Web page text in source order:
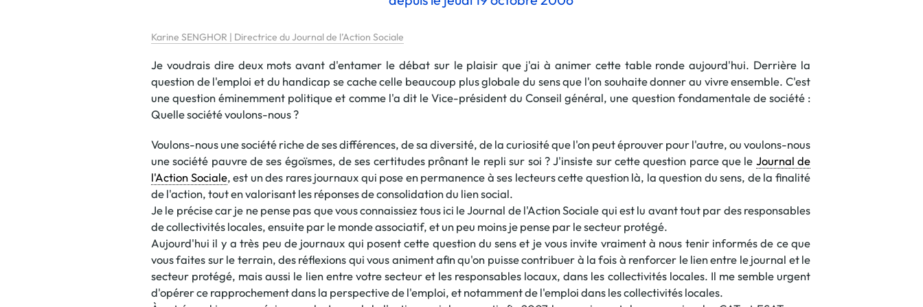
Le Club Partenaires
Je communique
Vos kits de communication personnalisés
Je vends
Votre boîte à outils « accélérez votre croissance »
J'améliore mes pratiques
Vos formations 100% opérationnelles, dédiées au développement commercial
Votre centre de ressources et vos services de networking
Je restructure ou je développe de nouvelles activités
Votre accompagnement sur-mesure pour vos projets de développement
Karine SENGHOR | Directrice du Journal de l’Action Sociale
Je voudrais dire deux mots avant d'entamer le débat sur le plaisir que j'ai à animer cette table ronde aujourd'hui. Derrière la
question de l'emploi et du handicap se cache celle beaucoup plus globale du sens que l'on souhaite donner au vivre ensemble. C'est
une question éminemment politique et comme l'a dit le Vice-président du Conseil général, une question fondamentale de société :
Quelle société voulons-nous ?
Voulons-nous une société riche de ses différences, de sa diversité, de la curiosité que l'on peut éprouver pour l'autre, ou voulons-nous
une société pauvre de ses égoïsmes, de ses certitudes prônant le repli sur soi ? J'insiste sur cette question parce que le Journal de
l'Action Sociale, est un des rares journaux qui pose en permanence à ses lecteurs cette question là, la question du sens, de la finalité
de l'action, tout en valorisant les réponses de consolidation du lien social.
Je le précise car je ne pense pas que vous connaissiez tous ici le Journal de l'Action Sociale qui est lu avant tout par des responsables
de collectivités locales, ensuite par le monde associatif, et un peu moins je pense par le secteur protégé.
Aujourd'hui il y a très peu de journaux qui posent cette question du sens et je vous invite vraiment à nous tenir informés de ce que
vous faites sur le terrain, des réflexions qui vous animent afin qu'on puisse contribuer à la fois à renforcer le lien entre le journal et le
secteur protégé, mais aussi le lien entre votre secteur et les responsables locaux, dans les collectivités locales. Il me semble urgent
d'opérer ce rapprochement dans la perspective de l'emploi, et notamment de l'emploi dans les collectivités locales.